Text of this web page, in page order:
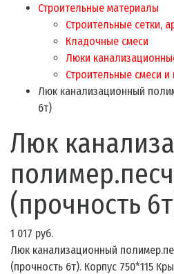
Строительные материалы
Строительные сетки,
Кладочные смеси
Люки
Строительные смеси и
Люк канализационный
6т)
Люк
(прочность
1 017 руб.
Люк канализационный
(прочность 6т). Корпус 750*115